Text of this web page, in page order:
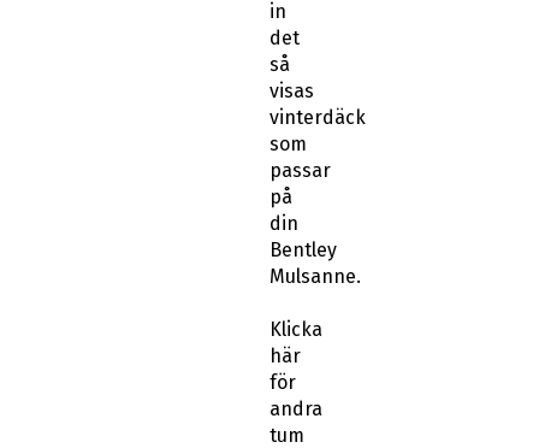
in
det
så
visas
vinterdäck
som
passar
på
din
Bentley
Mulsanne.
Klicka
här
för
andra
tum